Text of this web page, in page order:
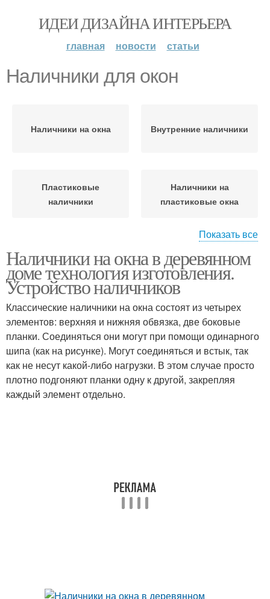
ИДЕИ ДИЗАЙНА ИНТЕРЬЕРА
главная новости статьи
Наличники для окон
Наличники на окна Внутренние наличники
Пластиковые
наличники
Наличники на
пластиковые окна
Наличники из пластика Оконные наличники
Резные наличники Наличники из дерева
Показать все
Наличники на окна в деревянном
доме технология изготовления.
Устройство наличников
Классические наличники на окна состоят из четырех
элементов: верхняя и нижняя обвязка, две боковые
планки. Соединяться они могут при помощи одинарного
шипа (как на рисунке). Могут соединяться и встык, так
как не несут какой-либо нагрузки. В этом случае просто
плотно подгоняют планки одну к другой, закрепляя
каждый элемент отдельно.